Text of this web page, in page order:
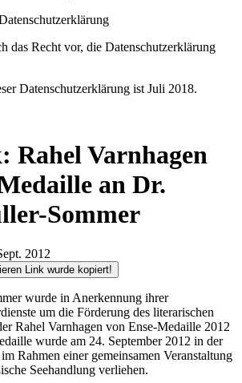
das Recht vor, die Datenschutzerklärung
Datenschutzerklärung ist Juli 2018.
Rahel Varnhagen
an Dr.
Sommer
2012
Link wurde kopiert!
wurde in Anerkennung ihrer
um die Förderung des literarischen
Rahel Varnhagen von Ense-Medaille 2012
wurde am 24. September 2012 in der
Rahmen einer gemeinsamen Veranstaltung
Seehandlung verliehen.